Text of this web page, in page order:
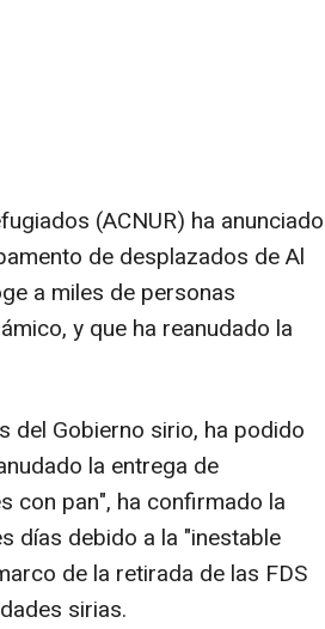
(ACNUR) ha anunciado
de desplazados de Al
a miles de personas
y que ha reanudado la
del Gobierno sirio, ha podido
la entrega de
con pan", ha confirmado la
días debido a la "inestable
de la retirada de las FDS
sirias.